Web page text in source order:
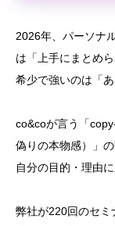
2026年、パーソナ
は「上手にまとめ
希少で強いのは「
co&coが言う「
偽りの本物感）」
自分の目的・理由
弊社が220回のセミ